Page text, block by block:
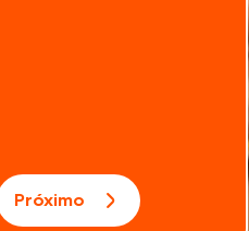
Próximo